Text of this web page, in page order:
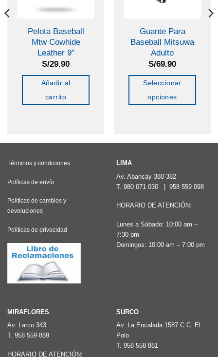
Pelota Baseball
Mtw Cowhide
Leather 9″
S/29.90
Añadir al
carrito
Guante Para
Baseball Mitsuwa
Adulto
S/69.90
Seleccionar
opciones
Las
opciones
se
elegir
en
Términos y condiciones
Políticas de envío
Políticas de cambios y
devoluciones
Políticas de privacidad
LIMA
Av. Abancay 380-382
T. 980 071 030 958 559 098
HORARIO DE ATENCIÓN:
Lunes a Sábado: 10:00 am –
7:30 pm
Domingos: 10:00 am – 7:00 pm
MIRAFLORES
Av. Larco 343
T. 958 559 889
HORARIO DE ATENCIÓN:
SURCO
Av. La Encalada 1587 C.C. El
Polo
T. 958 558 881